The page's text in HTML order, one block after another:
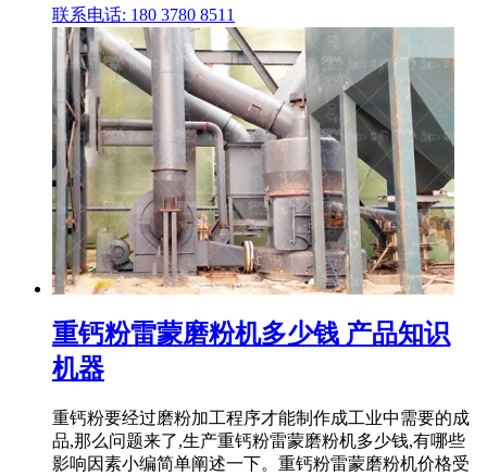
联系电话: 180 3780 8511
重钙粉雷蒙磨粉机多少钱 产品知识
机器
重钙粉要经过磨粉加工程序才能制作成工业中需要的成
品,那么问题来了,生产重钙粉雷蒙磨粉机多少钱,有哪些
影响因素小编简单阐述一下。重钙粉雷蒙磨粉机价格受